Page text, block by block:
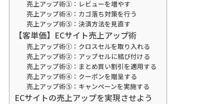
売上アップ術③：レビューを増やす
売上アップ術④：カゴ落ち対策を行う
売上アップ術⑤：決済方法を見直す
【客単価】ECサイト売上アップ術
売上アップ術①：クロスセルを取り入れる
売上アップ術②：アップセルに結び付ける
売上アップ術③：まとめ買い割引を適用する
売上アップ術④：クーポンを贈呈する
売上アップ術⑤：キャンペーンを実施する
ECサイトの売上アップを実現させよう